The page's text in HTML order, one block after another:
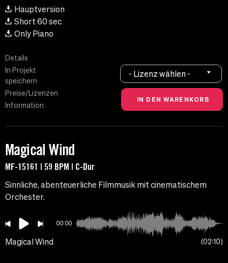
Hauptversion
Short 60 sec
Only Piano
Details
In Projekt
speichern
Preise/Lizenzen
Information
- Lizenz wählen -
Magical Wind
MF-15161 | 59 BPM | C-Dur
Sinnliche, abenteuerliche Filmmusik mit cinematischem
Orchester.
00:00
Magical Wind 02:10